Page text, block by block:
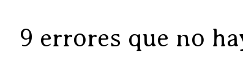
9 errores que no